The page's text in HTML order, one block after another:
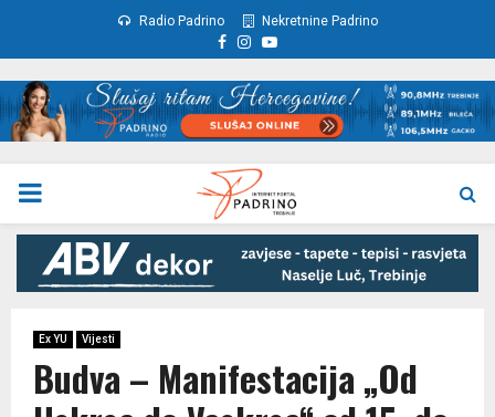
Radio Padrino Nekretnine Padrino
Facebook
Instagram
Youtube
PRIMARY
MENU
Ex YU Vijesti
Budva – Manifestacija „Od